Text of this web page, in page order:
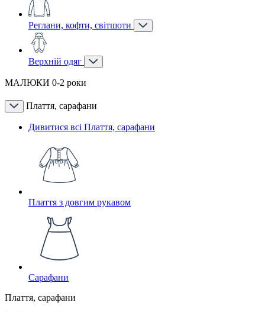
Реглани, кофти, світшоти
Верхній одяг
МАЛЮКИ 0-2 роки
Плаття, сарафани
Дивитися всі Плаття, сарафани
Плаття з довгим рукавом
Сарафани
Плаття, сарафани